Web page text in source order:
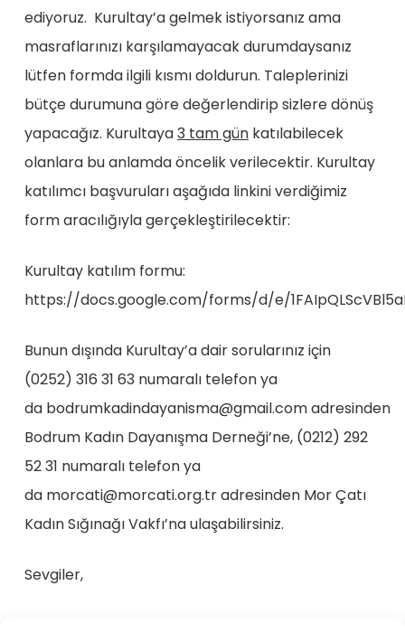
ediyoruz. Kurultay’a gelmek istiyorsanız ama
masraflarınızı karşılamayacak durumdaysanız
lütfen formda ilgili kısmı doldurun. Taleplerinizi
bütçe durumuna göre değerlendirip sizlere dönüş
yapacağız. Kurultaya3 tam günkatılabilecek
olanlara bu anlamda öncelik verilecektir. Kurultay
katılımcı başvuruları aşağıda linkini verdiğimiz
form aracılığıyla gerçekleştirilecektir:
Kurultay katılım formu:
https://docs.google.com/forms/d/e/
Bunun dışında Kurultay’a dair sorularınız için
(0252) 316 31 63 numaralı telefon ya
da bodrumkadindayanisma@gmail.comadresinden
Bodrum Kadın Dayanışma Derneği’ne, (0212) 292
52 31 numaralı telefon ya
da morcati@morcati.org.tradresinden Mor Çatı
Kadın Sığınağı Vakfı’na ulaşabilirsiniz.
Sevgiler,